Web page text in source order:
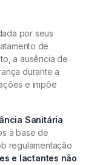
por seus
de
a ausência de
durante a
e impõe
Sanitária
à base de
regulamentação
e lactantes não